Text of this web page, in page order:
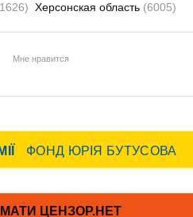
Херсонская область (6005)
Мне нравится